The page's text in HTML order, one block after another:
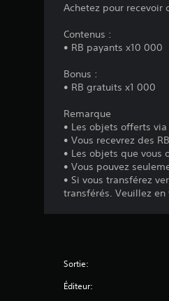
Achetez pour recevoir
Contenus :
• RB payants x10 000
Bonus :
• RB gratuits x1 000
Remarque
• Les objets offerts
• Vous recevrez des
• Les objets que vous
• Vous pouvez
• Si vous transférez
transférés. Veuillez
Sortie:
Éditeur: